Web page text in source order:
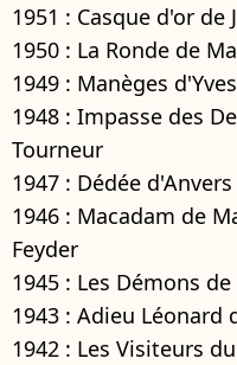
1951 : Casque d'or de
1950 : La Ronde de
1949 : Manèges
1948 : Impasse des
Tourneur
1947 : Dédée
1946 : Macadam de
Feyder
1945 : Les Démons
1943 : Adieu Léonard
1942 : Les Visiteurs